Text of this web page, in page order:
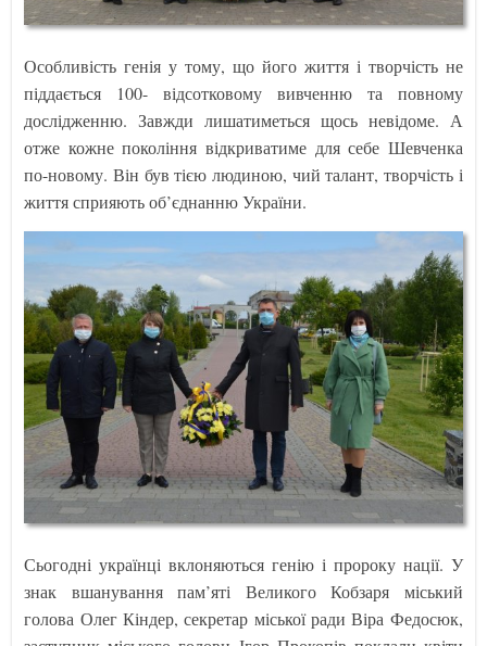
Особливість генія у тому, що його життя і творчість не
піддається 100- відсотковому вивченню та повному
дослідженню. Завжди лишатиметься щось невідоме. А
отже кожне покоління відкриватиме для себе Шевченка
по-новому. Він був тією людиною, чий талант, творчість і
життя сприяють об’єднанню України.
Сьогодні українці вклоняються генію і пророку нації. У
знак вшанування пам’яті Великого Кобзаря міський
голова Олег Кіндер, секретар міської ради Віра Федосюк,